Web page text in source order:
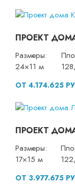
ПРОЕКТ
Размеры:
24×11 м
ОТ 4.174.625
ПРОЕКТ
Размеры:
17×15 м
ОТ 3.977.675